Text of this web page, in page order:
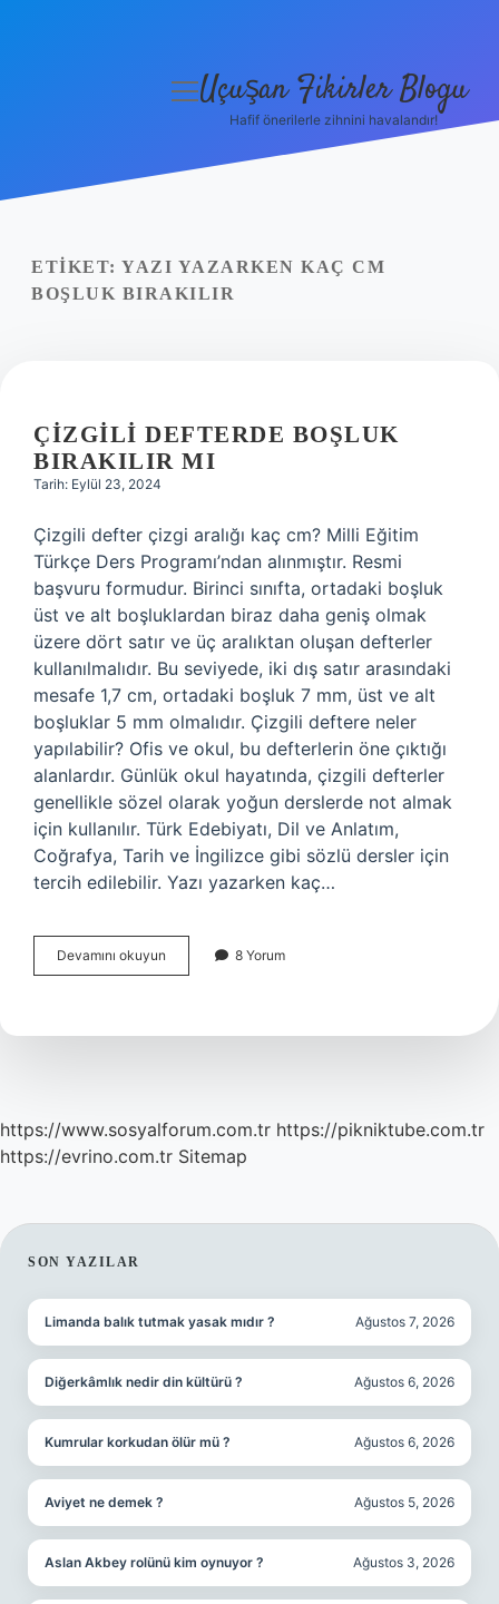
Yasal Uyarı
menüyü
Uçuşan Fikirler Blogu
Hafif önerilerle zihnini havalandır!
ETIKET: YAZI YAZARKEN KAÇ CM
BOŞLUK BIRAKILIR
ÇIZGILI DEFTERDE BOŞLUK
BIRAKILIR MI
Tarih: Eylül 23, 2024
Çizgili defter çizgi aralığı kaç cm? Milli Eğitim
Türkçe Ders Programı’ndan alınmıştır. Resmi
başvuru formudur. Birinci sınıfta, ortadaki boşluk
üst ve alt boşluklardan biraz daha geniş olmak
üzere dört satır ve üç aralıktan oluşan defterler
kullanılmalıdır. Bu seviyede, iki dış satır arasındaki
mesafe 1,7 cm, ortadaki boşluk 7 mm, üst ve alt
boşluklar 5 mm olmalıdır. Çizgili deftere neler
yapılabilir? Ofis ve okul, bu defterlerin öne çıktığı
alanlardır. Günlük okul hayatında, çizgili defterler
genellikle sözel olarak yoğun derslerde not almak
için kullanılır. Türk Edebiyatı, Dil ve Anlatım,
Coğrafya, Tarih ve İngilizce gibi sözlü dersler için
tercih edilebilir. Yazı yazarken kaç…
Devamını okuyun
Defterde
Mı
8 Yorum
https://www.sosyalforum.com.tr https://pikniktube.com.tr
https://evrino.com.tr Sitemap
SIDEBAR
SON YAZILAR
Limanda balık tutmak yasak mıdır ? Ağustos 7, 2026
Diğerkâmlık nedir din kültürü ? Ağustos 6, 2026
Kumrular korkudan ölür mü ? Ağustos 6, 2026
Aviyet ne demek ? Ağustos 5, 2026
Aslan Akbey rolünü kim oynuyor ? Ağustos 3, 2026